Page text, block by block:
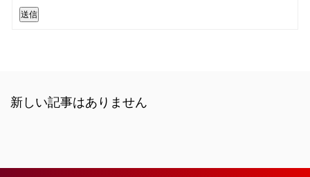
送信
新しい記事はありません